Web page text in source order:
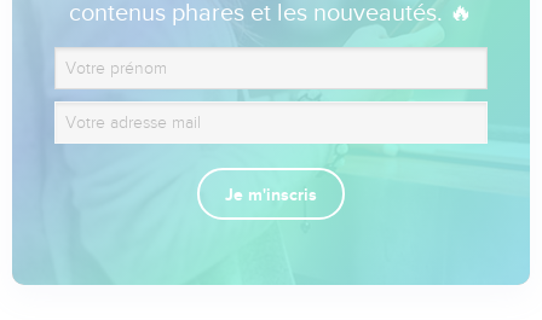
contenus phares et les nouveautés. 🔥
Je m'inscris